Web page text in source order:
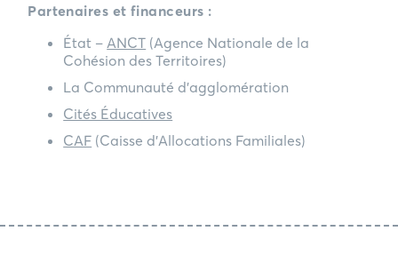
Partenaires et financeurs :
État – ANCT (Agence Nationale de la
Cohésion des Territoires)
La Communauté d’agglomération
Cités Éducatives
CAF (Caisse d’Allocations Familiales)